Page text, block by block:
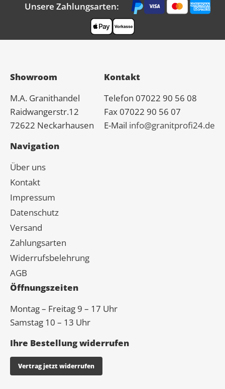
Unsere Zahlungsarten:
Showroom
M.A. Granithandel
Raidwangerstr.12
72622 Neckarhausen
Kontakt
Telefon 07022 90 56 08
Fax 07022 90 56 07
E-Mail info@granitprofi24.de
Navigation
Über uns
Kontakt
Impressum
Datenschutz
Versand
Zahlungsarten
Widerrufsbelehrung
AGB
Öffnungszeiten
Montag – Freitag 9 – 17 Uhr
Samstag 10 – 13 Uhr
Ihre Bestellung widerrufen
Vertrag jetzt widerrufen